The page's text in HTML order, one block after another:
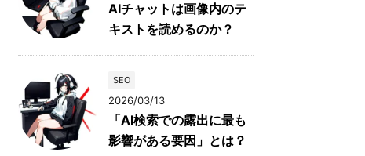
AIチャットは画像内のテ
キストを読めるのか？
SEO
2026/03/13
「AI検索での露出に最も
影響がある要因」とは？